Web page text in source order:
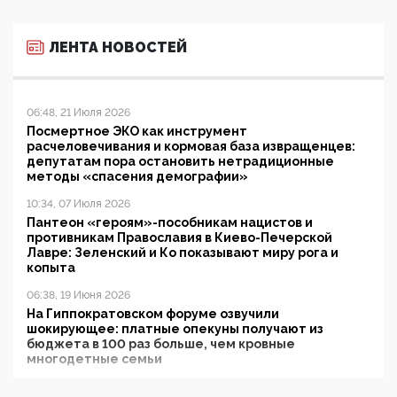
ЛЕНТА НОВОСТЕЙ
06:48, 21 Июля 2026
Посмертное ЭКО как инструмент
расчеловечивания и кормовая база извращенцев:
депутатам пора остановить нетрадиционные
методы «спасения демографии»
10:34, 07 Июля 2026
Пантеон «героям»-пособникам нацистов и
противникам Православия в Киево-Печерской
Лавре: Зеленский и Ко показывают миру рога и
копыта
06:38, 19 Июня 2026
На Гиппократовском форуме озвучили
шокирующее: платные опекуны получают из
бюджета в 100 раз больше, чем кровные
многодетные семьи